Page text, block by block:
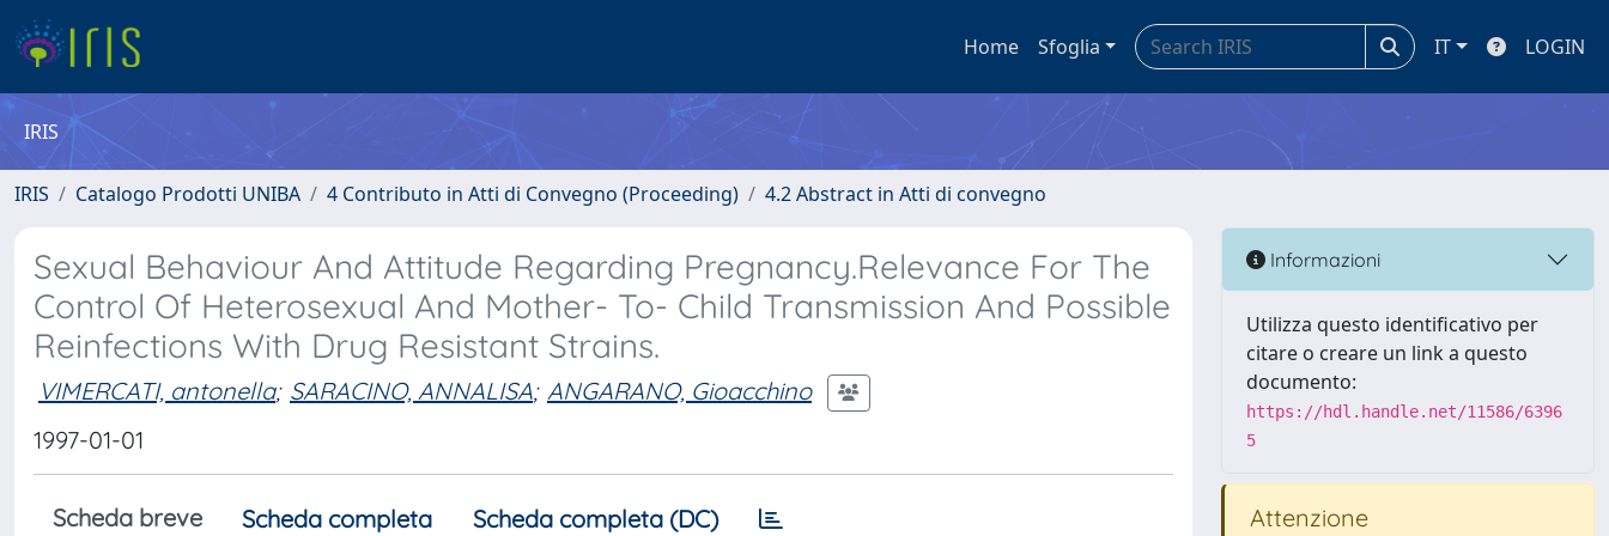
Home Sfoglia IT LOGIN
IRIS
IRIS Catalogo Prodotti UNIBA 4 Contributo in Atti di Convegno (Proceeding) 4.2 Abstract in Atti di convegno
Sexual Behaviour And Attitude Regarding Pregnancy.Relevance For The
Control Of Heterosexual And Mother- To- Child Transmission And Possible
Reinfections With Drug Resistant Strains.
VIMERCATI, antonella; SARACINO, ANNALISA; ANGARANO, Gioacchino
1997-01-01
Scheda breve Scheda completa Scheda completa (DC)
Informazioni
Utilizza questo identificativo per
citare o creare un link a questo
documento:
https://hdl.handle.net/11586/6396
5
Attenzione